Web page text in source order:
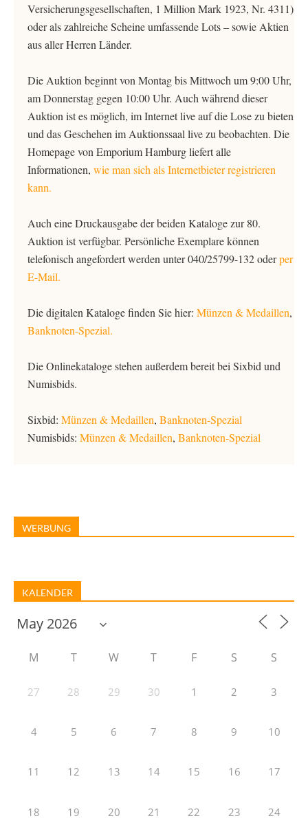
Versicherungsgesellschaften, 1 Million Mark 1923, Nr. 4311)
oder als zahlreiche Scheine umfassende Lots – sowie Aktien
aus aller Herren Länder.
Die Auktion beginnt von Montag bis Mittwoch um 9:00 Uhr,
am Donnerstag gegen 10:00 Uhr. Auch während dieser
Auktion ist es möglich, im Internet live auf die Lose zu bieten
und das Geschehen im Auktionssaal live zu beobachten. Die
Homepage von Emporium Hamburg liefert alle
Informationen, wie man sich als Internetbieter registrieren
kann.
Auch eine Druckausgabe der beiden Kataloge zur 80.
Auktion ist verfügbar. Persönliche Exemplare können
telefonisch angefordert werden unter 040/25799-132 oderper
E-Mail.
Die digitalen Kataloge finden Sie hier: Münzen & Medaillen,
Banknoten-Spezial.
Die Onlinekataloge stehen außerdem bereit bei Sixbid und
Numisbids.
Sixbid: Münzen & Medaillen, Banknoten-Spezial
Numisbids: Münzen & Medaillen, Banknoten-Spezial
WERBUNG
KALENDER
M T W T F S S
27 28 29 30 1 2 3
4 5 6 7 8 9 10
11 12 13 14 15 16 17
18 19 20 21 22 23 24